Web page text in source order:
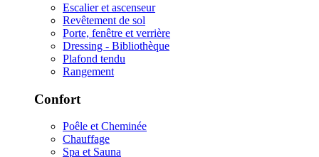
Escalier et ascenseur
Revêtement de sol
Porte, fenêtre et verrière
Dressing - Bibliothèque
Plafond tendu
Rangement
Confort
Poêle et Cheminée
Chauffage
Spa et Sauna